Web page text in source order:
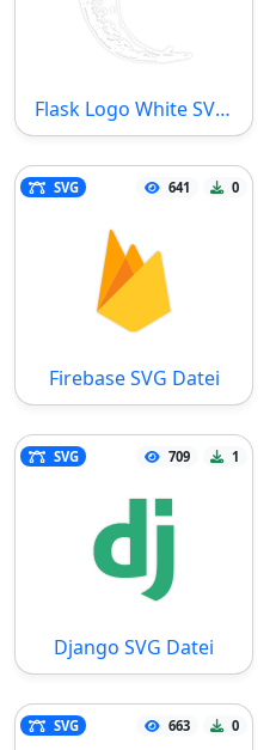
Flask Logo White SVG Datei
SVG 641 0
Firebase SVG Datei
SVG 709 1
Django SVG Datei
SVG 663 0